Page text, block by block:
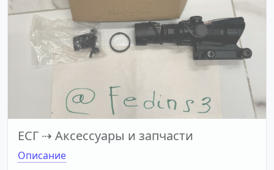
ЕСГ ⇢ Аксессуары и запчасти
Описание